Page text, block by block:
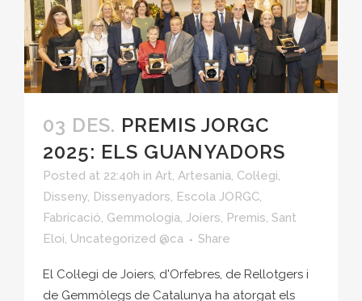
03 DES. PREMIS JORGC
2025: ELS GUANYADORS
Posted at 22:40h in Art, Artesania, Col·legi,
Disseny, Dissenyadors, Escola JORGC,
Fabricació, Gemmologia, Joiers, Premis, Sant
Eloi, Uncategorized @ca Share
El Col·legi de Joiers, d'Orfebres, de Rellotgers i
de Gemmòlegs de Catalunya ha atorgat els